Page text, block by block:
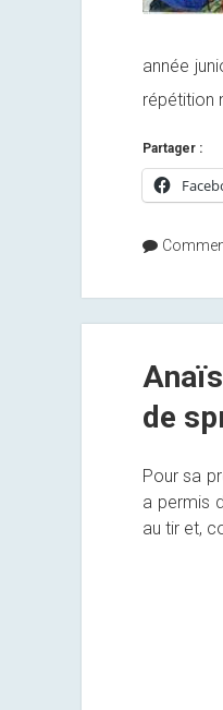
année
répétition
Partager :
de
Pour sa
a permis
au tir et,